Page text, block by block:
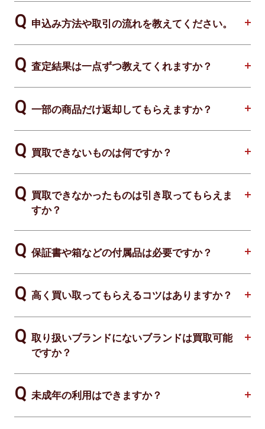
申込み方法や取引の流れを教えてください。
査定結果は一点ずつ教えてくれますか？
一部の商品だけ返却してもらえますか？
買取できないものは何ですか？
買取できなかったものは引き取ってもらえま
すか？
保証書や箱などの付属品は必要ですか？
高く買い取ってもらえるコツはありますか？
取り扱いブランドにないブランドは買取可能
ですか？
未成年の利用はできますか？